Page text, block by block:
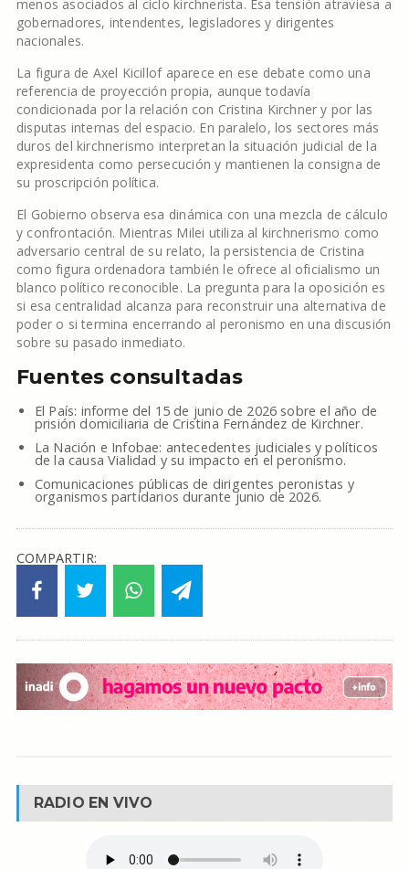
menos asociados al ciclo kirchnerista. Esa tensión atraviesa a
gobernadores, intendentes, legisladores y dirigentes
nacionales.
La figura de Axel Kicillof aparece en ese debate como una
referencia de proyección propia, aunque todavía
condicionada por la relación con Cristina Kirchner y por las
disputas internas del espacio. En paralelo, los sectores más
duros del kirchnerismo interpretan la situación judicial de la
expresidenta como persecución y mantienen la consigna de
su proscripción política.
El Gobierno observa esa dinámica con una mezcla de cálculo
y confrontación. Mientras Milei utiliza al kirchnerismo como
adversario central de su relato, la persistencia de Cristina
como figura ordenadora también le ofrece al oficialismo un
blanco político reconocible. La pregunta para la oposición es
si esa centralidad alcanza para reconstruir una alternativa de
poder o si termina encerrando al peronismo en una discusión
sobre su pasado inmediato.
Fuentes consultadas
El País: informe del 15 de junio de 2026 sobre el año de
prisión domiciliaria de Cristina Fernández de Kirchner.
La Nación e Infobae: antecedentes judiciales y políticos
de la causa Vialidad y su impacto en el peronismo.
Comunicaciones públicas de dirigentes peronistas y
organismos partidarios durante junio de 2026.
COMPARTIR:
RADIO EN VIVO